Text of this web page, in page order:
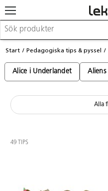
Möbler & inredning
Skapa
Barnvagnar &
Skolförbrukning &
Logga in / Registrera dig
Start Pedagogiska tips & pyssel
Alice i Underlandet Aliens
Alla
49 TIPS